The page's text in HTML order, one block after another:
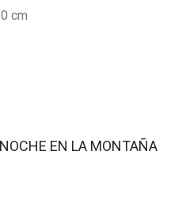
cm
EN LA MONTAÑA